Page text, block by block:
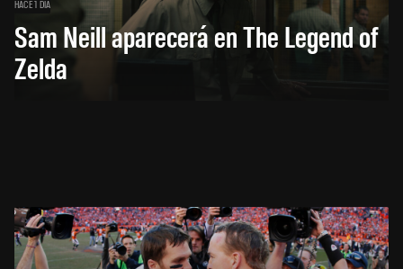
HACE 1 DÍA
Sam Neill aparecerá en The Legend of
Zelda